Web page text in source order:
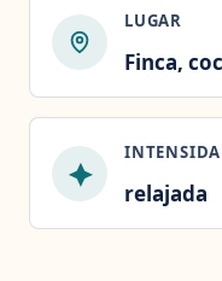
LUGAR
Finca,
relajada